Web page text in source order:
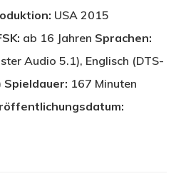
USA 2015
ab 16 Jahren Sprachen:
Audio 5.1), Englisch (DTS-
Spieldauer: 167 Minuten